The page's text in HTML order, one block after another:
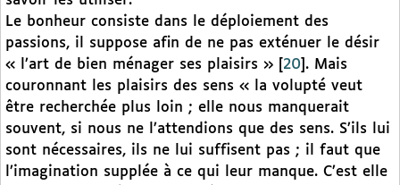
Le bonheur consiste dans le déploiement des
passions, il suppose afin de ne pas exténuer le désir
« l’art de bien ménager ses plaisirs »
20 . Mais
couronnant les plaisirs des sens « la volupté veut
être recherchée plus loin ; elle nous manquerait
souvent, si nous ne l’attendions que des sens. S’ils lui
sont nécessaires, ils ne lui suffisent pas ; il faut que
l’imagination supplée à ce qui leur manque. C’est elle